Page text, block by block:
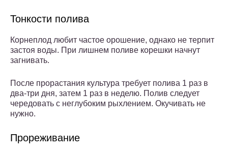
Тонкости полива
Корнеплод любит частое орошение, однако не терпит
застоя воды. При лишнем поливе корешки начнут
загнивать.
После прорастания культура требует полива 1 раз в
два-три дня, затем 1 раз в неделю. Полив следует
чередовать с неглубоким рыхлением. Окучивать не
нужно.
Прореживание